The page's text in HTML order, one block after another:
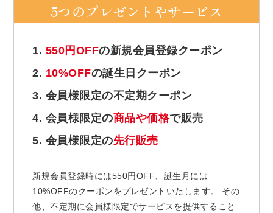
5つのプレゼントやサービス
1. 550円OFFの新規会員登録クーポン
2. 10%OFFの誕生日クーポン
3. 会員様限定の不定期クーポン
4. 会員様限定の商品や価格で販売
5. 会員様限定の先行販売
新規会員登録時には550円OFF、誕生月には
10%OFFのクーポンをプレゼントいたします。 その
他、不定期に会員様限定でサービスを提供すること